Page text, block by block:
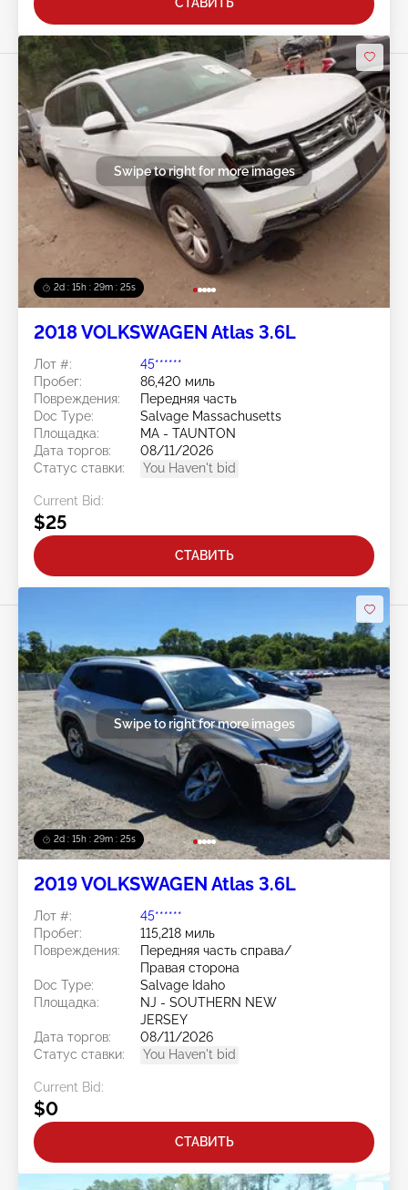
СТАВИТЬ
2d : 15h : 29m : 22s
Swipe to right for more images
2018 VOLKSWAGEN Atlas 3.6L
Лот #:
45******
Пробег:
86,420 миль
Повреждения:
Передняя часть
Doc Type:
Salvage Massachusetts
Площадка:
MA - TAUNTON
Дата торгов:
08/11/2026
Статус ставки:
You Haven't bid
Current Bid:
$25
СТАВИТЬ
2d : 15h : 29m : 22s
Swipe to right for more images
2019 VOLKSWAGEN Atlas 3.6L
Лот #:
45******
Пробег:
115,218 миль
Повреждения:
Передняя часть справа/
Правая сторона
Doc Type:
Salvage Idaho
Площадка:
NJ - SOUTHERN NEW
JERSEY
Дата торгов:
08/11/2026
Статус ставки:
You Haven't bid
Current Bid:
$0
СТАВИТЬ